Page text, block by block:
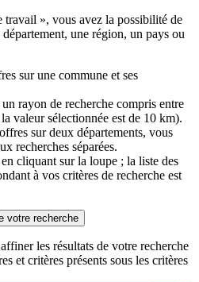
travail », vous avez la possibilité de
une région, un pays ou
sur une commune et ses
rayon de recherche compris entre
valeur sélectionnée est de 10 km).
sur deux départements, vous
recherches séparées.
cliquant sur la loupe ; la liste des
à vos critères de recherche est
votre recherche
les résultats de votre recherche
et critères présents sous les critères